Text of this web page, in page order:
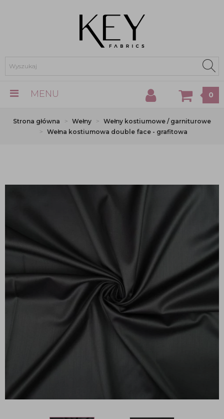
MENU 0
Strona główna Wełny
Wełny kostiumowe / garniturowe
Wełna kostiumowa double face - grafitowa